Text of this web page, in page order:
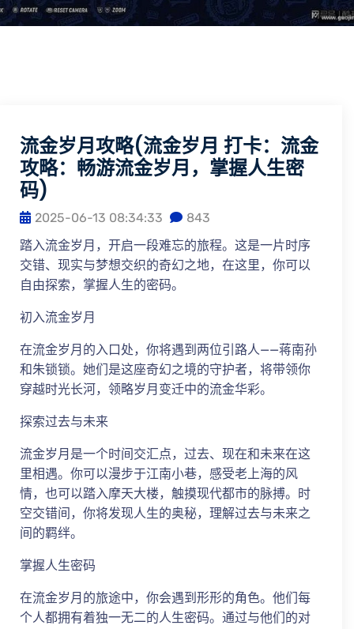
流金岁月攻略(流金岁月 打卡：流金
攻略：畅游流金岁月，掌握人生密
码)
2025-06-13 08:34:33
843
踏入流金岁月，开启一段难忘的旅程。这是一片时序
交错、现实与梦想交织的奇幻之地，在这里，你可以
自由探索，掌握人生的密码。
初入流金岁月
在流金岁月的入口处，你将遇到两位引路人——蒋南孙
和朱锁锁。她们是这座奇幻之境的守护者，将带领你
穿越时光长河，领略岁月变迁中的流金华彩。
探索过去与未来
流金岁月是一个时间交汇点，过去、现在和未来在这
里相遇。你可以漫步于江南小巷，感受老上海的风
情，也可以踏入摩天大楼，触摸现代都市的脉搏。时
空交错间，你将发现人生的奥秘，理解过去与未来之
间的羁绊。
掌握人生密码
在流金岁月的旅途中，你会遇到形形的角色。他们每
个人都拥有着独一无二的人生密码。通过与他们的对